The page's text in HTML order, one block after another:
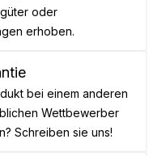
oder
erhoben.
bei einem anderen
Wettbewerber
Schreiben sie uns!